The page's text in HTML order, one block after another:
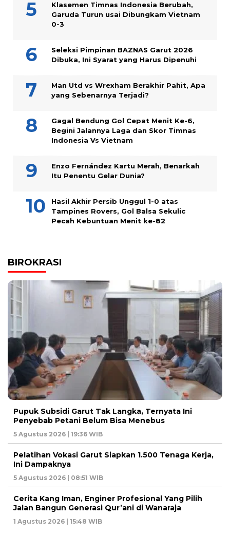
Klasemen Timnas Indonesia Berubah,
Garuda Turun usai Dibungkam Vietnam
0-3
Seleksi Pimpinan BAZNAS Garut 2026
Dibuka, Ini Syarat yang Harus Dipenuhi
Man Utd vs Wrexham Berakhir Pahit, Apa
yang Sebenarnya Terjadi?
Gagal Bendung Gol Cepat Menit Ke-6,
Begini Jalannya Laga dan Skor Timnas
Indonesia Vs Vietnam
Enzo Fernández Kartu Merah, Benarkah
Itu Penentu Gelar Dunia?
Hasil Akhir Persib Unggul 1-0 atas
Tampines Rovers, Gol Balsa Sekulic
Pecah Kebuntuan Menit ke-82
BIROKRASI
Pupuk Subsidi Garut Tak Langka, Ternyata Ini
Penyebab Petani Belum Bisa Menebus
5 Agustus 2026 | 19:36 WIB
Pelatihan Vokasi Garut Siapkan 1.500 Tenaga Kerja,
Ini Dampaknya
5 Agustus 2026 | 08:51 WIB
Cerita Kang Iman, Enginer Profesional Yang Pilih
Jalan Bangun Generasi Qur’ani di Wanaraja
1 Agustus 2026 | 15:48 WIB